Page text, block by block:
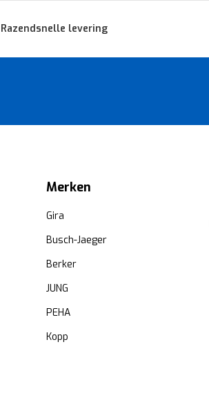
Razendsnelle levering
Merken
Gira
Busch-Jaeger
Berker
JUNG
PEHA
Kopp